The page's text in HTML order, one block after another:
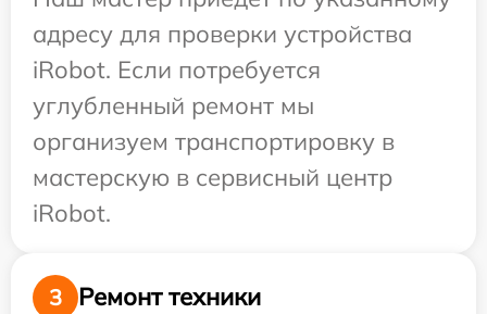
адресу для проверки устройства
iRobot. Если потребуется
углубленный ремонт мы
организуем транспортировку в
мастерскую в сервисный центр
iRobot.
3
Ремонт техники